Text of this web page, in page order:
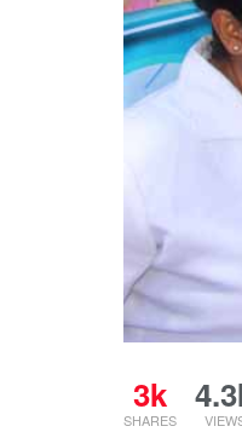
3k
SHARES